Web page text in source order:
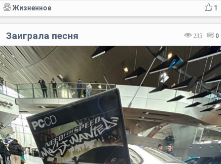
1
Жизненное
235 0
Заиграла песня⁠⁠